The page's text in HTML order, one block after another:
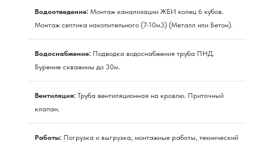
Водоотведение: Монтаж канализации ЖБИ колец 6 кубов.
Монтаж септика накопительного (7-10м3) (Металл или Бетон).
Водоснабжение: Подводка водоснабжения труба ПНД.
Бурение скважины до 30м.
Вентиляция: Труба вентиляционная на кровлю. Приточный
клапан.
Работы: Погрузка и выгрузка, монтажные работы, технический